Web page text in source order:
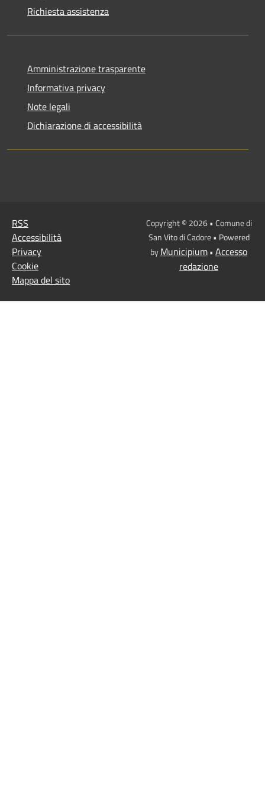
Richiesta assistenza
Amministrazione trasparente
Informativa privacy
Note legali
Dichiarazione di accessibilità
RSS
Accessibilità
Privacy
Cookie
Mappa del sito
Copyright © 2026 • Comune di
San Vito di Cadore • Powered
byMunicipium• Accesso
redazione